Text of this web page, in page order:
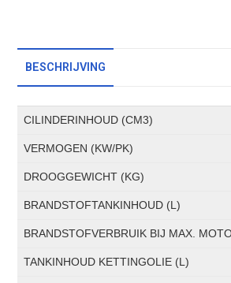
BESCHRIJVING
CILINDERINHOUD (CM3)
VERMOGEN (KW/PK)
DROOGGEWICHT (KG)
BRANDSTOFTANKINHOUD (L)
BRANDSTOFVERBRUIK BIJ MAX.
TANKINHOUD KETTINGOLIE (L)